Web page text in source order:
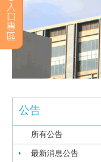
公告
所有公告
最新消息公告